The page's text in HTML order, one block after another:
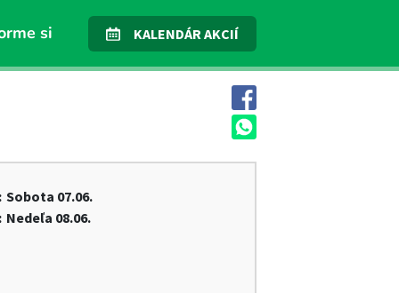
si KALENDÁR AKCIÍ
Sobota 07.06.
Nedeľa 08.06.